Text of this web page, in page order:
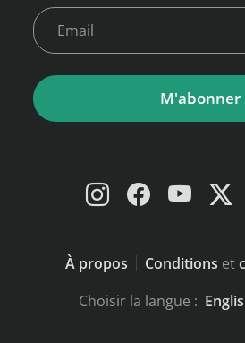
économique Adulte : 3 500
Enfant…
M'abonner
À propos Conditions et
Choisir la langue :